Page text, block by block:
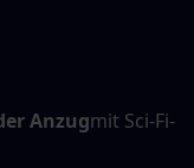
Anzugmit Sci-Fi-